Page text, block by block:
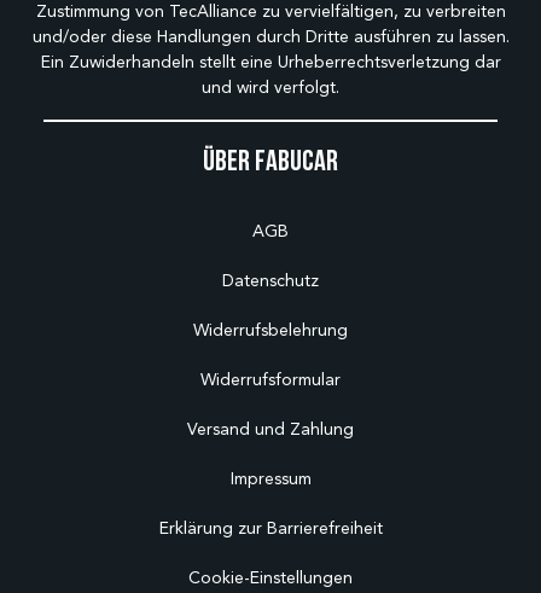
Über Fabucar
AGB
Datenschutz
Widerrufsbelehrung
Widerrufsformular
Versand und Zahlung
Impressum
Erklärung zur Barrierefreiheit
Cookie-Einstellungen
Zustimmung von TecAlliance zu vervielfältigen, zu verbreiten
und/oder diese Handlungen durch Dritte ausführen zu lassen.
Ein Zuwiderhandeln stellt eine Urheberrechtsverletzung dar
und wird verfolgt.